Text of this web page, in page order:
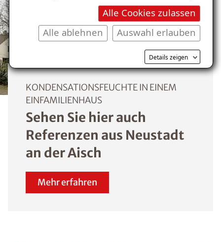
Alle Cookies zulassen
Auswahl erlauben
Alle ablehnen
Details zeigen
KONDENSATIONSFEUCHTE IN EINEM
EINFAMILIENHAUS
Sehen Sie hier auch
Referenzen aus Neustadt
an der Aisch
Mehr erfahren
Kostenlosen Ratgeber anfordern
Voraussetzung für den Erhalt des kostenfreien